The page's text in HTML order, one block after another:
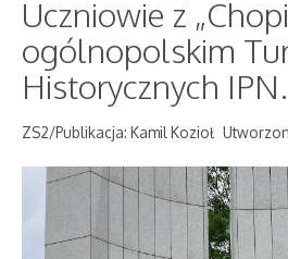
Uczniowie z
ogólnopolskim
Historycznych IPN.
ZS2/Publikacja: Kamil Kozioł